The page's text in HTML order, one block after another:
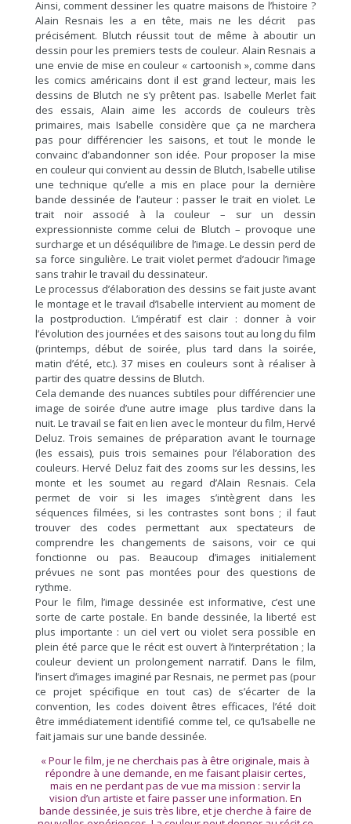
Ainsi, comment dessiner les quatre maisons de l’histoire ?
Alain Resnais les a en tête, mais ne les décrit pas
précisément. Blutch réussit tout de même à aboutir un
dessin pour les premiers tests de couleur. Alain Resnais a
une envie de mise en couleur « cartoonish », comme dans
les comics américains dont il est grand lecteur, mais les
dessins de Blutch ne s’y prêtent pas. Isabelle Merlet fait
des essais, Alain aime les accords de couleurs très
primaires, mais Isabelle considère que ça ne marchera
pas pour différencier les saisons, et tout le monde le
convainc d’abandonner son idée. Pour proposer la mise
en couleur qui convient au dessin de Blutch, Isabelle utilise
une technique qu’elle a mis en place pour la dernière
bande dessinée de l’auteur : passer le trait en violet. Le
trait noir associé à la couleur – sur un dessin
expressionniste comme celui de Blutch – provoque une
surcharge et un déséquilibre de l’image. Le dessin perd de
sa force singulière. Le trait violet permet d’adoucir l’image
sans trahir le travail du dessinateur.
Le processus d’élaboration des dessins se fait juste avant
le montage et le travail d’Isabelle intervient au moment de
la postproduction. L’impératif est clair : donner à voir
l’évolution des journées et des saisons tout au long du film
(printemps, début de soirée, plus tard dans la soirée,
matin d’été, etc.). 37 mises en couleurs sont à réaliser à
partir des quatre dessins de Blutch.
Cela demande des nuances subtiles pour différencier une
image de soirée d’une autre image plus tardive dans la
nuit. Le travail se fait en lien avec le monteur du film, Hervé
Deluz. Trois semaines de préparation avant le tournage
(les essais), puis trois semaines pour l’élaboration des
couleurs. Hervé Deluz fait des zooms sur les dessins, les
monte et les soumet au regard d’Alain Resnais. Cela
permet de voir si les images s’intègrent dans les
séquences filmées, si les contrastes sont bons ; il faut
trouver des codes permettant aux spectateurs de
comprendre les changements de saisons, voir ce qui
fonctionne ou pas. Beaucoup d’images initialement
prévues ne sont pas montées pour des questions de
rythme.
Pour le film, l’image dessinée est informative, c’est une
sorte de carte postale. En bande dessinée, la liberté est
plus importante : un ciel vert ou violet sera possible en
plein été parce que le récit est ouvert à l’interprétation ; la
couleur devient un prolongement narratif. Dans le film,
l’insert d’images imaginé par Resnais, ne permet pas (pour
ce projet spécifique en tout cas) de s’écarter de la
convention, les codes doivent êtres efficaces, l’été doit
être immédiatement identifié comme tel, ce qu’Isabelle ne
fait jamais sur une bande dessinée.
« Pour le film, je ne cherchais pas à être originale, mais à
répondre à une demande, en me faisant plaisir certes,
mais en ne perdant pas de vue ma mission : servir la
vision d’un artiste et faire passer une information. En
bande dessinée, je suis très libre, et je cherche à faire de